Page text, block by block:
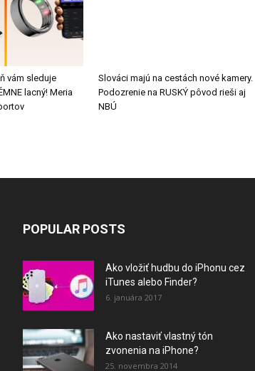
vám sleduje
lacný! Meria
Slováci majú na cestách nové kamery.
Podozrenie na RUSKÝ pôvod rieši aj
NBÚ
POPULAR POSTS
Ako vložiť hudbu do iPhonu cez
iTunes alebo Finder?
6. januára 2017
Ako nastaviť vlastný tón
zvonenia na iPhone?
25. novembra 2014